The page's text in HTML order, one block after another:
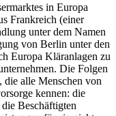
in Europa
Frankreich (einer
unter dem Namen
von Berlin unter den
Europa Kläranlagen zu
Die Folgen
die alle Menschen von
kennen: die
Beschäftigten